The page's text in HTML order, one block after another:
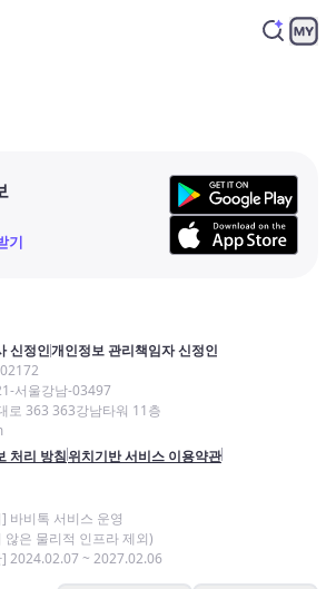
기
신정인개인정보 관리책임자 신정인
서울강남-03497
로 363 363강남타워 11층
처리 방침위치기반 서비스 이용약관
바비톡 서비스 운영
않은 물리적 인프라 제외)
2024.02.07 ~ 2027.02.06